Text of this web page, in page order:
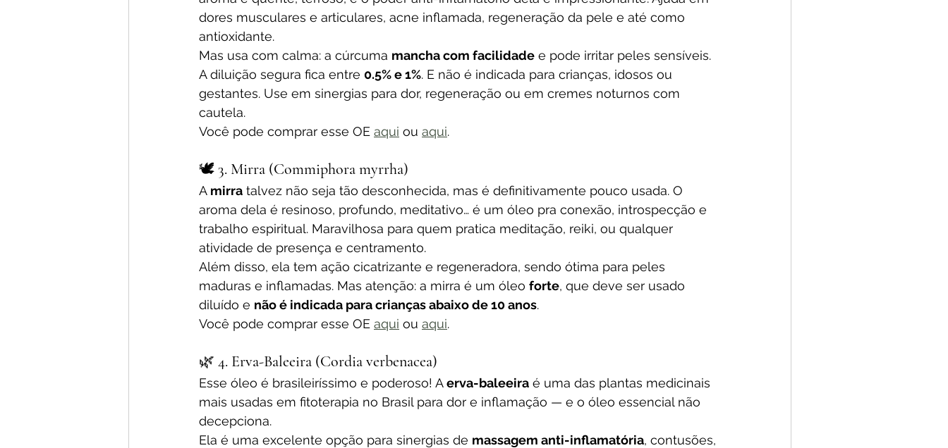
dores musculares e articulares, acne inflamada, regeneração da pele e até como
antioxidante.
Mas usa com calma: a cúrcuma mancha com facilidade e pode irritar peles sensíveis.
A diluição segura fica entre 0.5% e 1%. E não é indicada para crianças, idosos ou
gestantes. Use em sinergias para dor, regeneração ou em cremes noturnos com
cautela.
Você pode comprar esse OE aqui ou aqui.
🕊️ 3. Mirra (Commiphora myrrha)
A mirra talvez não seja tão desconhecida, mas é definitivamente pouco usada. O
aroma dela é resinoso, profundo, meditativo… é um óleo pra conexão, introspecção e
trabalho espiritual. Maravilhosa para quem pratica meditação, reiki, ou qualquer
atividade de presença e centramento.
Além disso, ela tem ação cicatrizante e regeneradora, sendo ótima para peles
maduras e inflamadas. Mas atenção: a mirra é um óleo forte, que deve ser usado
diluído e não é indicada para crianças abaixo de 10 anos.
Você pode comprar esse OE aqui ou aqui.
🌿 4. Erva-Baleeira (Cordia verbenacea)
Esse óleo é brasileiríssimo e poderoso! A erva-baleeira é uma das plantas medicinais
mais usadas em fitoterapia no Brasil para dor e inflamação — e o óleo essencial não
decepciona.
Ela é uma excelente opção para sinergias de massagem anti-inflamatória, contusões,